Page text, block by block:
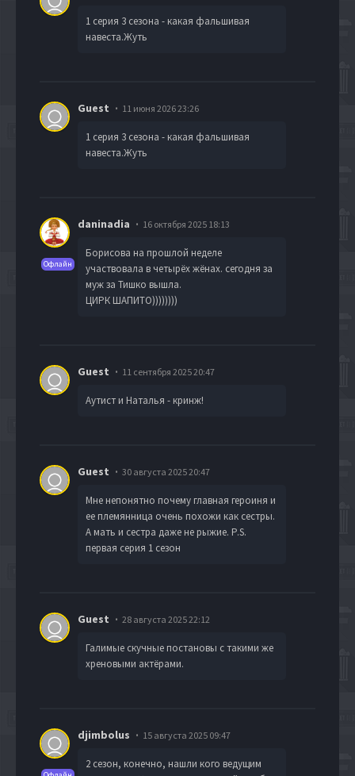
1 серия 3 сезона - какая фальшивая
навеста.Жуть
Guest 11 июня 2026 23:26
1 серия 3 сезона - какая фальшивая
навеста.Жуть
Офлайн
daninadia 16 октября 2025 18:13
Борисова на прошлой неделе
участвовала в четырёх жёнах. сегодня за
муж за Тишко вышла.
ЦИРК ШАПИТО))))))))
Guest 11 сентября 2025 20:47
Аутист и Наталья - кринж!
Guest 30 августа 2025 20:47
Мне непонятно почему главная героиня и
ее племянница очень похожи как сестры.
А мать и сестра даже не рыжие. P.S.
первая серия 1 сезон
Guest 28 августа 2025 22:12
Галимые скучные постановы с такими же
хреновыми актёрами.
djimbolus 15 августа 2025 09:47
2 сезон, конечно, нашли кого ведущим